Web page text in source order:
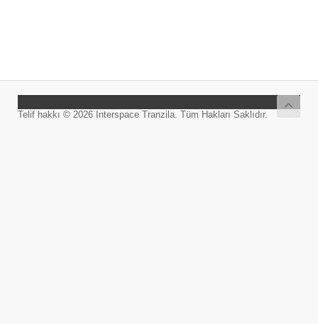
Telif hakkı © 2026 Interspace Tranzila. Tüm Hakları Saklıdır.